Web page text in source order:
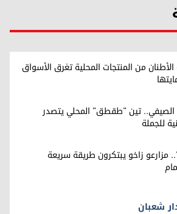
من المنتجات المحلية تغرق الأسواق
تين "طقطق" المحلي يتصدر
للجملة
مزارعو زاخو يبتكرون طريقة سريعة
شعبان